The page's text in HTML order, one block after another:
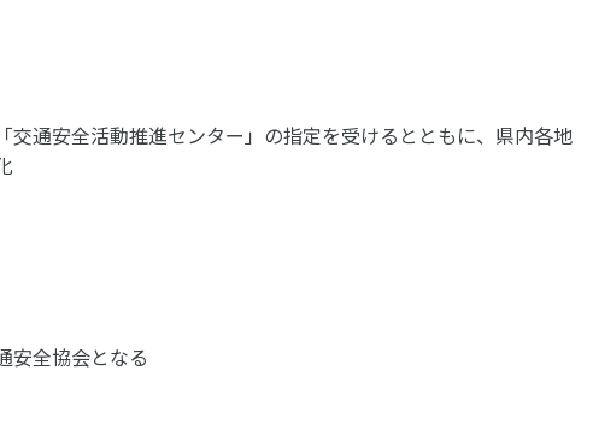
交通安全活動推進センター」の指定を受けるとともに、県内各地
安全協会となる